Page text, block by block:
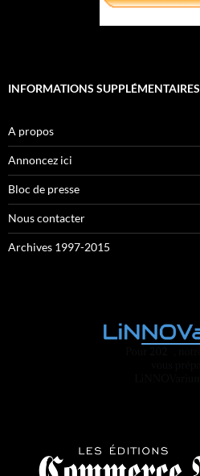
INFORMATIONS SUPPLÉMENTAIRES
A propos
Annoncez ici
Bloc de presse
Nous contacter
Archives 1997-2015